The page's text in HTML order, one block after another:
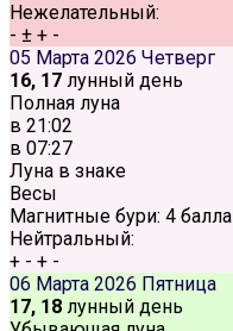
Нежелательный:
- ± + -
05 Марта 2026 Четверг
16, 17 лунный день
Полная луна
в 21:02
в 07:27
Луна в знаке
Весы
Магнитные бури: 4 балла
Нейтральный:
+ - + -
06 Марта 2026 Пятница
17, 18 лунный день